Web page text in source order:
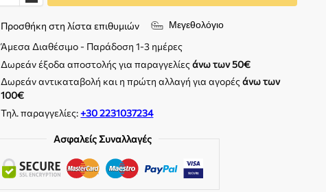
Προσθήκη στη λίστα επιθυμιών Μεγεθολόγιο
Άμεσα Διαθέσιμο - Παράδοση 1-3 ημέρες
Δωρεάν έξοδα αποστολής για παραγγελίεςάνω των 50€
Δωρεάν αντικαταβολή και η πρώτη αλλαγή για αγορέςάνω των
100€
Τηλ. παραγγελίες:+30 2231037234
Ασφαλείς Συναλλαγές